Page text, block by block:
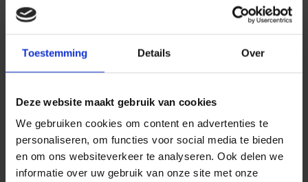
Toestemming Details Over
Deze website maakt gebruik van cookies
We gebruiken cookies om content en advertenties te
personaliseren, om functies voor social media te bieden
en om ons websiteverkeer te analyseren. Ook delen we
informatie over uw gebruik van onze site met onze
Daarom kiezen wij ervoor standaard te werken met
jarenlange ervaring bieden wij uitvaartpakketten die
aansluiten bij de meest voorkomende
en de daarbij behorende (eerlijke) prijzen. U betaalt
op deze manier alleen voor datgene wat u wilt
afnemen en wat past binnen uw budget. Indien u dit
wenst, kunt u deze pakketten uitbreiden.